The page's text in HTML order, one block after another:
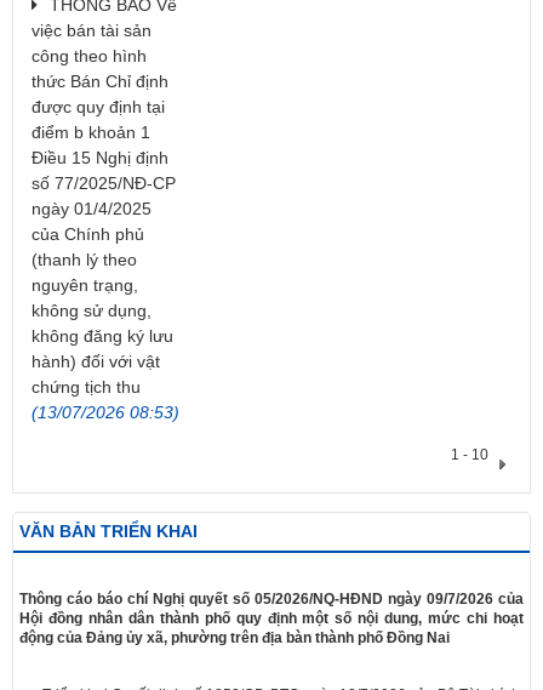
THÔNG BÁO Về
việc bán tài sản
công theo hình
thức Bán Chỉ định
được quy định tại
điểm b khoản 1
Điều 15 Nghị định
số 77/2025/NĐ-CP
ngày 01/4/2025
của Chính phủ
(thanh lý theo
nguyên trạng,
không sử dụng,
không đăng ký lưu
hành) đối với vật
chứng tịch thu
(13/07/2026 08:53)
1 - 10
VĂN BẢN TRIỂN KHAI
​Thông cáo báo chí Nghị quyết số 05/2026/NQ-HĐND ngày 09/7/2026 của
Hội đồng nhân dân thành phố quy định một số nội dung, mức chi hoạt
động của Đảng ủy xã, phường trên địa bàn thành phố Đồng Nai